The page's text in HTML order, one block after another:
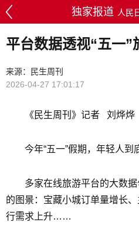
独家报道 人民
平台数据透视“五一”
来源：民生周刊
2026-04-27 17:01:17
《民生周刊》记者 刘烨烨
今年“五一”假期，年轻人到
多家在线旅游平台的大数
的图景：宝藏小城订单量增长
行需求上升……